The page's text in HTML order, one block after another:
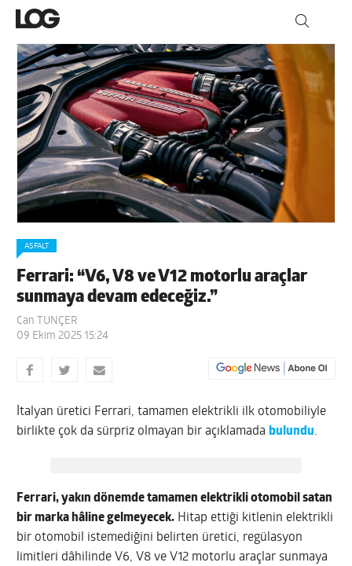
ASFALT
Ferrari: “V6, V8 ve V12 motorlu araçlar
sunmaya devam edeceğiz.”
Can TUNÇER
09 Ekim 2025 15:24
İtalyan üretici Ferrari, tamamen elektrikli ilk otomobiliyle
birlikte çok da sürpriz olmayan bir açıklamada bulundu.
Ferrari, yakın dönemde tamamen elektrikli otomobil satan
bir marka hâline gelmeyecek. Hitap ettiği kitlenin elektrikli
bir otomobil istemediğini belirten üretici, regülasyon
limitleri dâhilinde V6, V8 ve V12 motorlu araçlar sunmaya